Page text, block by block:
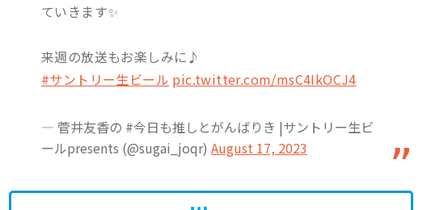
ていきます✨
来週の放送もお楽しみに♪
#サントリー生ビール pic.twitter.com/msC4IkOCJ4
— 菅井友香の #今日も推しとがんばりき |サントリー生ビ
ールpresents (@sugai_joqr) August 17, 2023